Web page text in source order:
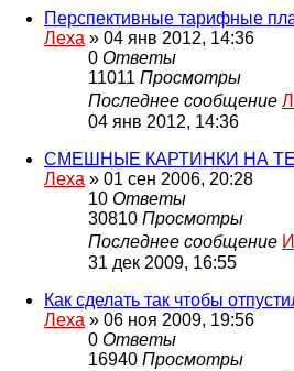
Перспективные тарифные
Леха » 04 янв 2012, 14:36
0 Ответы
11011 Просмотры
Последнее сообщение
04 янв 2012, 14:36
СМЕШНЫЕ КАРТИНКИ НА
Леха » 01 сен 2006, 20:28
10 Ответы
30810 Просмотры
Последнее сообщение
31 дек 2009, 16:55
Как сделать так чтобы
Леха » 06 ноя 2009, 19:56
0 Ответы
16940 Просмотры